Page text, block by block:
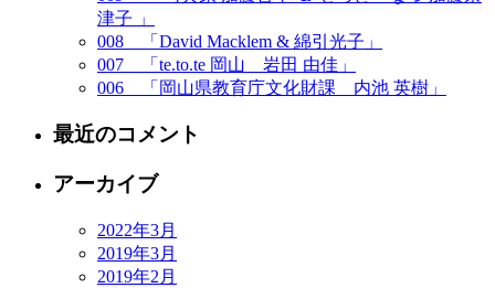
津子 」
008 「David Macklem & 綿引光子」
007 「te.to.te 岡山 岩田 由佳」
006 「岡山県教育庁文化財課 内池 英樹」
最近のコメント
アーカイブ
2022年3月
2019年3月
2019年2月